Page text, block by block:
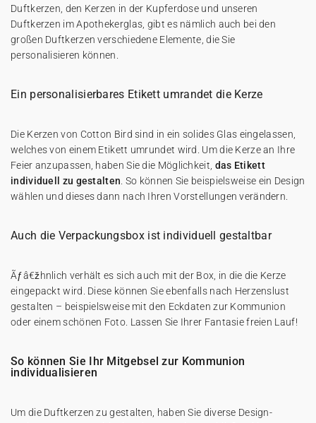
Duftkerzen, den Kerzen in der Kupferdose und unseren
Duftkerzen im Apothekerglas, gibt es nämlich auch bei den
großen Duftkerzen verschiedene Elemente, die Sie
personalisieren können.
Ein personalisierbares Etikett umrandet die Kerze
Die Kerzen von Cotton Bird sind in ein solides Glas eingelassen,
welches von einem Etikett umrundet wird. Um die Kerze an Ihre
Feier anzupassen, haben Sie die Möglichkeit, das Etikett
individuell zu gestalten . So können Sie beispielsweise ein Design
wählen und dieses dann nach Ihren Vorstellungen verändern.
Auch die Verpackungsbox ist individuell gestaltbar
Ãƒâ€žhnlich verhält es sich auch mit der Box, in die die Kerze
eingepackt wird. Diese können Sie ebenfalls nach Herzenslust
gestalten – beispielsweise mit den Eckdaten zur Kommunion
oder einem schönen Foto. Lassen Sie Ihrer Fantasie freien Lauf!
So können Sie Ihr Mitgebsel zur Kommunion
individualisieren
Um die Duftkerzen zu gestalten, haben Sie diverse Design-